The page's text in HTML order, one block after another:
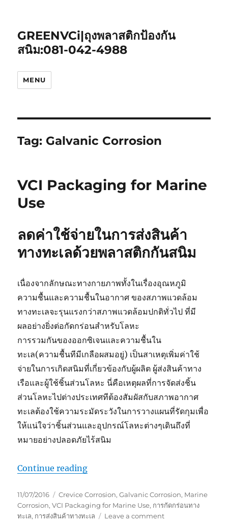
GREENVCi|ถุงพลาสติกป้องกัน
สนิม:081-042-4988
MENU
Tag: Galvanic Corrosion
VCI Packaging for Marine
Use
ลดค่าใช้จ่ายในการส่งสินค้า
ทางทะเลด้วยพลาสติกกันสนิม
เนื่องจากลักษณะทางกายภาพทั้งในเรื่องอุณหภูมิ
ความชื้นและความชื้นในอากาศ ของสภาพแวดล้อม
ทางทะเลจะรุนแรงกว่าสภาพแวดล้อมปกติทั่วไป ที่มี
ผลอย่างยิ่งต่อกัดกร่อนสำหรับโลหะ
การรวมกันของออกซิเจนและความชื้นใน
ทะเล(ความชื้นทีมีเกลือผสมอยู่) เป็นสาเหตุเพิ่มค่าใช้
จ่ายในการเกิดสนิมที่เกี่ยวข้องกับผู้ผลิต ผู้ส่งสินค้าทาง
เรือและผู้ใช้ชิ้นส่วนโลหะ นี่คือเหตุผลที่การจัดส่งชิ้น
ส่วนโลหะไปต่างประเทศทีต้องสัมผัสกับสภาพอากาศ
ทะเลต้องใช้ความระมัดระวังในการวางแผนที่รัดกุมเพื่อ
ให้แน่ใจว่าชิ้นส่วนและอุปกรณ์โลหะต่างๆเดินถึงที่
หมายอย่างปลอดภัยไร้สนิม
Continue reading“VCI Packaging for Marine Use”
Posted
on
11/07/2016 Tags
Crevice Corrosion,Galvanic Corrosion, Marine
Corrosion,VCI Packaging for Marine Use, การกัดกร่อนทาง
ทะเล, การส่งสินค้าทางทะเล Leave a commenton